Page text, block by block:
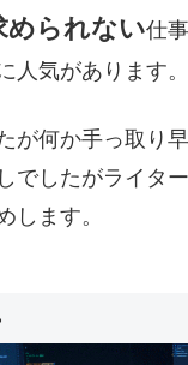
められない仕
人気があります。
が何か手っ取り
でしたがライタ
します。